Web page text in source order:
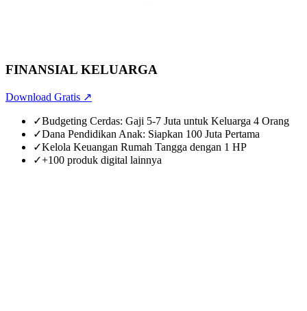
FINANSIAL KELUARGA
Download Gratis ↗
✓Budgeting Cerdas: Gaji 5-7 Juta untuk Keluarga 4 Orang
✓Dana Pendidikan Anak: Siapkan 100 Juta Pertama
✓Kelola Keuangan Rumah Tangga dengan 1 HP
✓+100 produk digital lainnya